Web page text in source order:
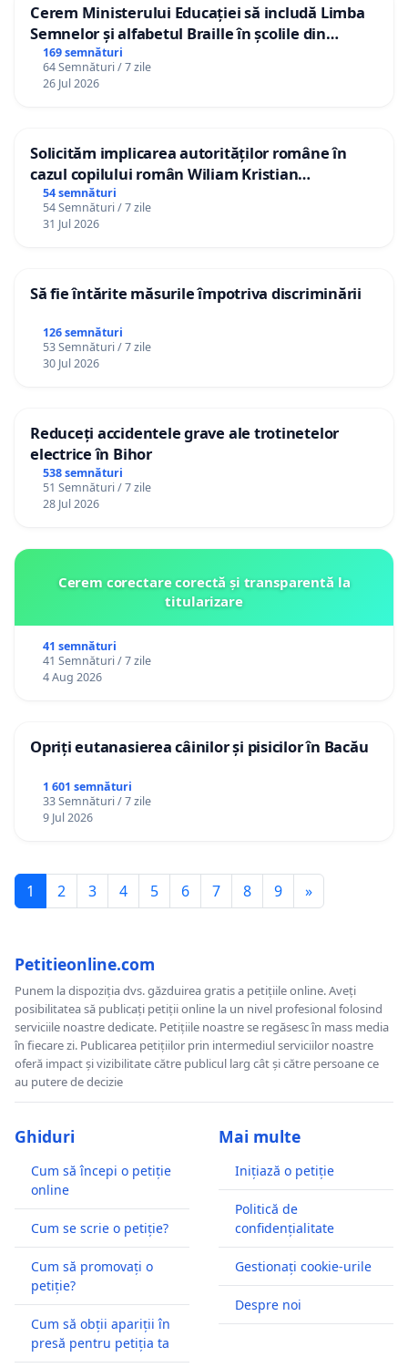
Cerem Ministerului Educației să includă Limba
Semnelor și alfabetul Braille în școlile din
Republica Moldova!
169 semnături
64 Semnături / 7 zile
26 Jul 2026
Solicităm implicarea autorităților române în
cazul copilului român Wiliam Kristian
Gheorghe, aflat în plasament în Danemarca de
12 ani
54 semnături
54 Semnături / 7 zile
31 Jul 2026
Să fie întărite măsurile împotriva discriminării
126 semnături
53 Semnături / 7 zile
30 Jul 2026
Reduceți accidentele grave ale trotinetelor
electrice în Bihor
538 semnături
51 Semnături / 7 zile
28 Jul 2026
Cerem corectare corectă și transparentă la
titularizare
41 semnături
41 Semnături / 7 zile
4 Aug 2026
Opriți eutanasierea câinilor și pisicilor în Bacău
1 601 semnături
33 Semnături / 7 zile
9 Jul 2026
1 2 3 4 5 6 7 8 9 »
Petitieonline.com
Punem la dispoziția dvs. găzduirea gratis a petițiile online. Aveți
posibilitatea să publicați petiții online la un nivel profesional folosind
serviciile noastre dedicate. Petițiile noastre se regăsesc în mass media
în fiecare zi. Publicarea petițiilor prin intermediul serviciilor noastre
oferă impact și vizibilitate către publicul larg cât și către persoane ce
au putere de decizie
Ghiduri
Cum să începi o petiție
online
Cum se scrie o petiție?
Cum să promovați o
petiție?
Cum să obții apariții în
presă pentru petiția ta
Mai multe
Inițiază o petiție
Politică de
confidențialitate
Gestionați cookie-urile
Despre noi